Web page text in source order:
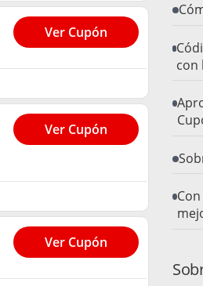
Ver Cupón
Ver Cupón
Ver Cupón
con